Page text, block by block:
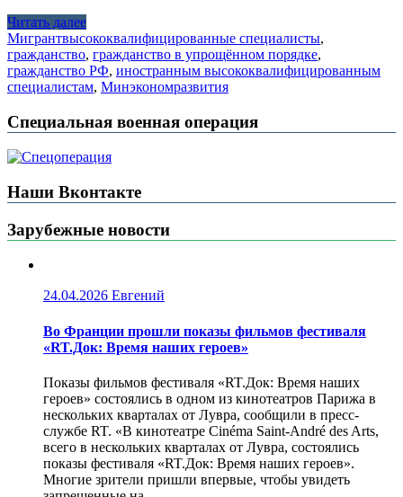
Читать далее
Мигрантвысококвалифицированные специалисты,
гражданство, гражданство в упрощённом порядке,
гражданство РФ, иностранным высококвалифицированным
специалистам, Минэкономразвития
Специальная военная операция
Наши Вконтакте
Зарубежные новости
24.04.2026 Евгений
Во Франции прошли показы фильмов фестиваля
«RT.Док: Время наших героев»
Показы фильмов фестиваля «RT.Док: Время наших
героев» состоялись в одном из кинотеатров Парижа в
нескольких кварталах от Лувра, сообщили в пресс-
службе RT. «В кинотеатре Cinéma Saint-André des Arts,
всего в нескольких кварталах от Лувра, состоялись
показы фестиваля «RT.Док: Время наших героев».
Многие зрители пришли впервые, чтобы увидеть